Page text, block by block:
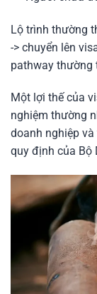
Lộ trình thường
-> chuyển lên
pathway thường
Một lợi thế của
nghiệm thường
doanh nghiệp
quy định của Bộ